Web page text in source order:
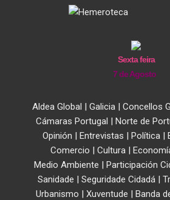
Sexta feira
7 de Agosto
Aldea Global | Galicia| Concellos
Cámaras Portugal | Norte de
Opinión | Entrevistas | Política|
Comercio | Cultura |
Medio Ambiente | Participación
Sanidade | Seguridade Cidadá |
Urbanismo | Xuventude | Banda